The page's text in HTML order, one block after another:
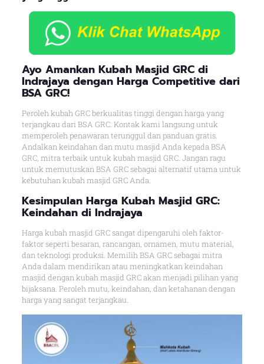
Ayo Amankan Kubah Masjid GRC di
Indrajaya dengan Harga Competitive dari
BSA GRC!
Peroleh kubah GRC berkualitas tinggi dengan harga yang
terjangkau dari BSA GRC. Kontak kami langsung untuk
memperoleh penawaran terunggul dan panduan gratis.
Andalkan keindahan dan mutu masjid Anda kepada BSA
GRC, mitra terbaik untuk kubah masjid GRC. Jangan ragu
untuk memutuskan BSA GRC sebagai alternatif utama untuk
kebutuhan kubah masjid GRC Anda.
Kesimpulan Harga Kubah Masjid GRC:
Keindahan di Indrajaya
Harga kubah masjid GRC sangat dipengaruhi oleh faktor-
faktor seperti besaran, rancangan, ornamen, mutu material,
dan teknologi produksi. Memilih BSA GRC sebagai mitra
Anda dalam mendirikan atau meningkatkan keindahan
masjid dengan kubah masjid GRC akan menjadi pilihan yang
bijaksana. Peroleh mutu, keindahan, dan ketahanan dengan
harga yang sangat terjangkau.